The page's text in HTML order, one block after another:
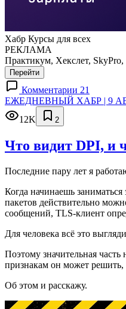
Хабр Курсы для всех
РЕКЛАМА
Практикум, Хекслет,
Перейти
Комментарии 21
ЕЖЕДНЕВНЫЙ ХАБР | 9
12K
2
Что видит DPI, и
Последние пару лет я
Когда начинаешь
пакетов действительно
сообщений, TLS-клиент
Для человека всё это
Поэтому значительная
признакам он может решить,
Об этом и расскажу.